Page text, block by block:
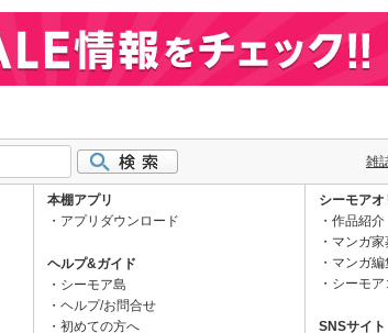
雑
本棚アプリ
アプリダウンロード
ヘルプ&ガイド
シーモア島
ヘルプ/お問合せ
初めての方へ
シーモア
作品紹介
マンガ家
マンガ
シーモ
SNSサイト